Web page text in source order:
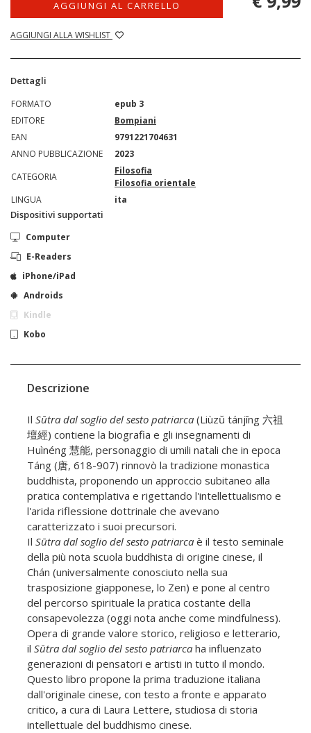
AGGIUNGI AL CARRELLO
AGGIUNGI ALLA WISHLIST
Dettagli
FORMATO
epub 3
EDITORE
Bompiani
EAN
9791221704631
ANNO PUBBLICAZIONE
2023
CATEGORIA
Filosofia
Filosofia orientale
LINGUA
ita
Dispositivi supportati
Computer
E-Readers
iPhone/iPad
Androids
Kindle
Kobo
Descrizione
Il Sūtra dal soglio del sesto patriarca (Liùzŭ tánjīng 六祖
壇經) contiene la biografia e gli insegnamenti di
Huìnéng 慧能, personaggio di umili natali che in epoca
Táng (唐, 618-907) rinnovò la tradizione monastica
buddhista, proponendo un approccio subitaneo alla
pratica contemplativa e rigettando l'intellettualismo e
l'arida riflessione dottrinale che avevano
caratterizzato i suoi precursori.
Il Sūtra dal soglio del sesto patriarca è il testo seminale
della più nota scuola buddhista di origine cinese, il
Chán (universalmente conosciuto nella sua
trasposizione giapponese, lo Zen) e pone al centro
del percorso spirituale la pratica costante della
consapevolezza (oggi nota anche come mindfulness).
Opera di grande valore storico, religioso e letterario,
il Sūtra dal soglio del sesto patriarca ha influenzato
generazioni di pensatori e artisti in tutto il mondo.
Questo libro propone la prima traduzione italiana
dall'originale cinese, con testo a fronte e apparato
critico, a cura di Laura Lettere, studiosa di storia
intellettuale del buddhismo cinese.